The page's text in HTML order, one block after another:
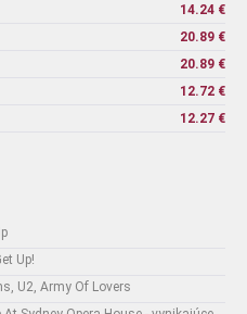
14.24 €
20.89 €
20.89 €
12.72 €
12.27 €
Up!
U2, Army Of Lovers